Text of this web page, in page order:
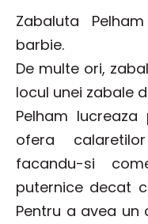
Zabaluta
barbie.
De multe ori,
locul unei zabale
Pelham
ofera
facandu-si
puternice decat
Pentru a avea